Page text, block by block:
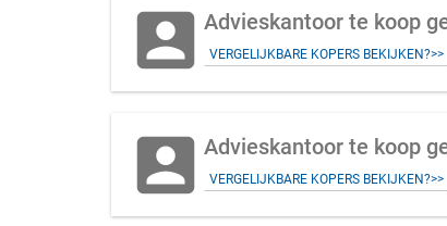
account_box Advieskantoor te koop
VERGELIJKBARE KOPERS BEKIJKEN?>>
account_box Advieskantoor te koop
VERGELIJKBARE KOPERS BEKIJKEN?>>